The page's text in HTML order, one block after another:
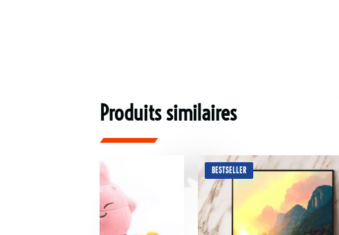
Produits similaires
BESTSELLER